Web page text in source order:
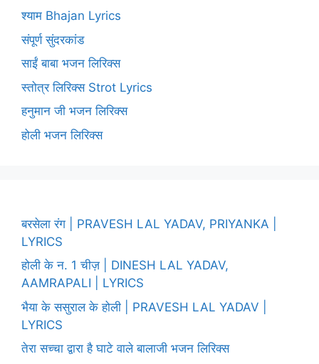
श्याम Bhajan Lyrics
संपूर्ण सुंदरकांड
साईं बाबा भजन लिरिक्स
स्तोत्र लिरिक्स Strot Lyrics
हनुमान जी भजन लिरिक्स
होली भजन लिरिक्स
बरसेला रंग | PRAVESH LAL YADAV, PRIYANKA |
LYRICS
होली के न. 1 चीज़ | DINESH LAL YADAV,
AAMRAPALI | LYRICS
भैया के ससुराल के होली | PRAVESH LAL YADAV |
LYRICS
तेरा सच्चा द्वारा है घाटे वाले बालाजी भजन लिरिक्स